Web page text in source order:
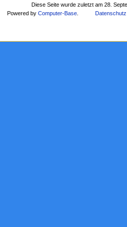
Diese Seite wurde zuletzt am 28.
Powered byComputer-Base Datenschutz